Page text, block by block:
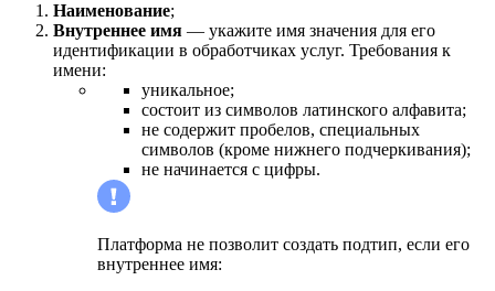
Наименование;
Внутреннее имя — укажите имя значения для его
идентификации в обработчиках услуг. Требования к
имени:
уникальное;
состоит из символов латинского алфавита;
не содержит пробелов, специальных
символов (кроме нижнего подчеркивания);
не начинается с цифры.
Платформа не позволит создать подтип, если его
внутреннее имя: